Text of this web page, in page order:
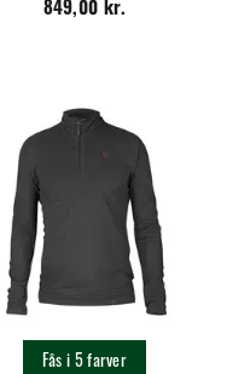
849,00 kr.
Fås i 5 farver